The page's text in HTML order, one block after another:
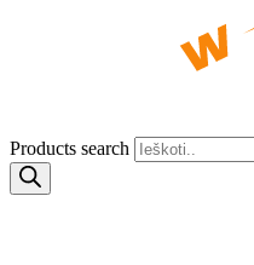
Products search